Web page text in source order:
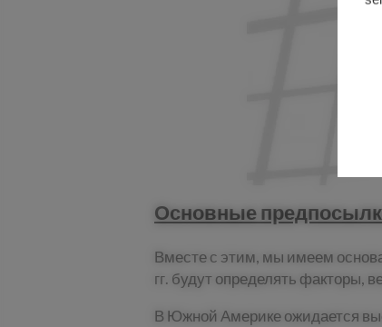
Основные
Вместе с этим, мы имеем
гг. будут определять факторы,
В Южной Америке ожидается